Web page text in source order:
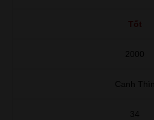
Tốt
2000
Canh Thìn
34